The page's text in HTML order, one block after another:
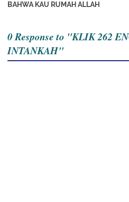
BAHWA KAU RUMAH ALLAH
0 Response to "KLIK 262
INTANKAH"